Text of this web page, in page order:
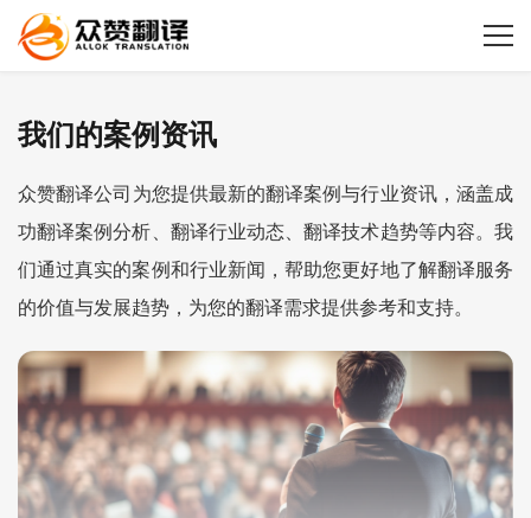
我们的案例资讯
众赞翻译公司 为您提供最新的翻译案例与行业资讯，涵盖成
功翻译案例分析、翻译行业动态、翻译技术趋势等内容。我
们通过真实的案例和行业新闻，帮助您更好地了解翻译服务
的价值与发展趋势，为您的翻译需求提供参考和支持。